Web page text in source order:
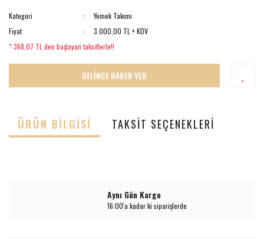
Kategori
Yemek Takımı
Fiyat
3.000,00 TL + KDV
* 368,07 TL den başlayan taksitlerle!!
GELİNCE HABER VER
ÜRÜN BILGISI TAKSIT SEÇENEKLERI
Aynı Gün Kargo
16:00'a kadar ki siparişlerde